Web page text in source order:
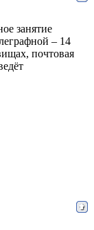
занятие
– 14
почтовая